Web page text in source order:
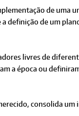
de uma
definição de um
livres de
a época ou
consolida